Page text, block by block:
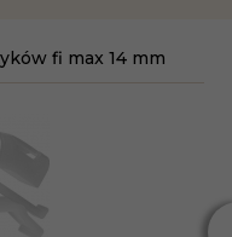
fi max 14 mm